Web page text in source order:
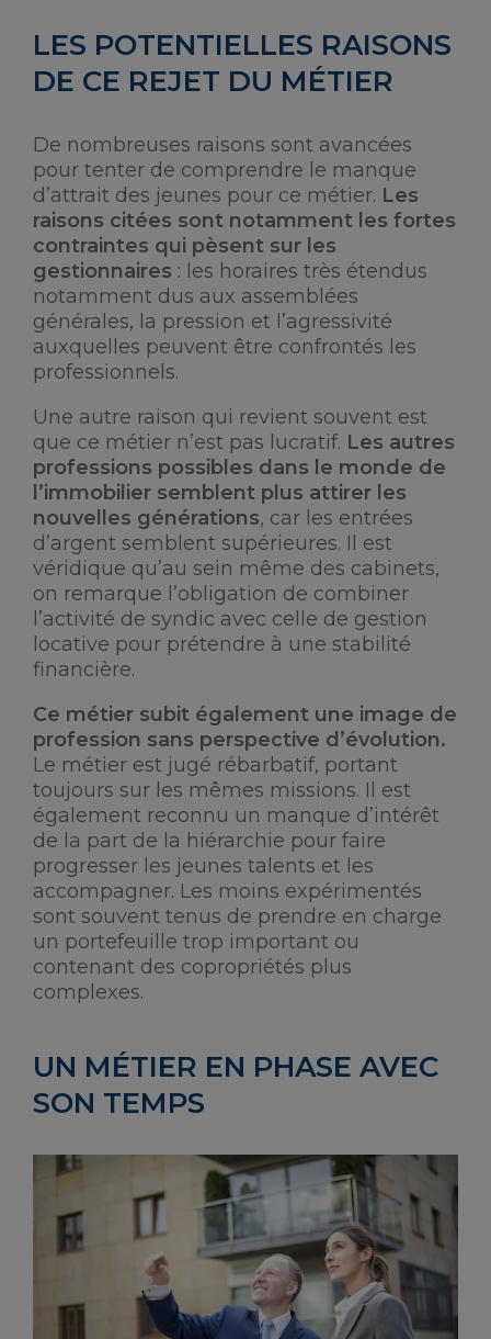
LES POTENTIELLES RAISONS
DE CE REJET DU MÉTIER
De nombreuses raisons sont avancées
pour tenter de comprendre le manque
d’attrait des jeunes pour ce métier. Les
raisons citées sont notamment les fortes
contraintes qui pèsent sur les
gestionnaires : les horaires très étendus
notamment dus aux assemblées
générales, la pression et l’agressivité
auxquelles peuvent être confrontés les
professionnels.
Une autre raison qui revient souvent est
que ce métier n’est pas lucratif. Les autres
professions possibles dans le monde de
l’immobilier semblent plus attirer les
nouvelles générations, car les entrées
d’argent semblent supérieures. Il est
véridique qu’au sein même des cabinets,
on remarque l’obligation de combiner
l’activité de syndic avec celle de gestion
locative pour prétendre à une stabilité
financière.
Ce métier subit également une image de
profession sans perspective d’évolution.
Le métier est jugé rébarbatif, portant
toujours sur les mêmes missions. Il est
également reconnu un manque d’intérêt
de la part de la hiérarchie pour faire
progresser les jeunes talents et les
accompagner. Les moins expérimentés
sont souvent tenus de prendre en charge
un portefeuille trop important ou
contenant des copropriétés plus
complexes.
UN MÉTIER EN PHASE AVEC
SON TEMPS